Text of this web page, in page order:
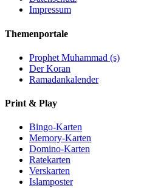
Impressum
Themenportale
Prophet Muhammad (s)
Der Koran
Ramadankalender
Print & Play
Bingo-Karten
Memory-Karten
Domino-Karten
Ratekarten
Verskarten
Islamposter